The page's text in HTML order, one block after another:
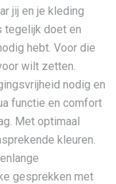
jij en je kleding
tegelijk doet en
hebt. Voor die
wilt zetten.
nodig en
functie en comfort
Met optimaal
kleuren.
gesprekken met